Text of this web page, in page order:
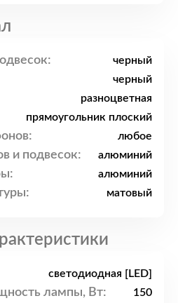
черный
черный
разноцветная
прямоугольник плоский
любое
и подвесок: алюминий
алюминий
матовый
светодиодная [LED]
лампы, Вт: 150